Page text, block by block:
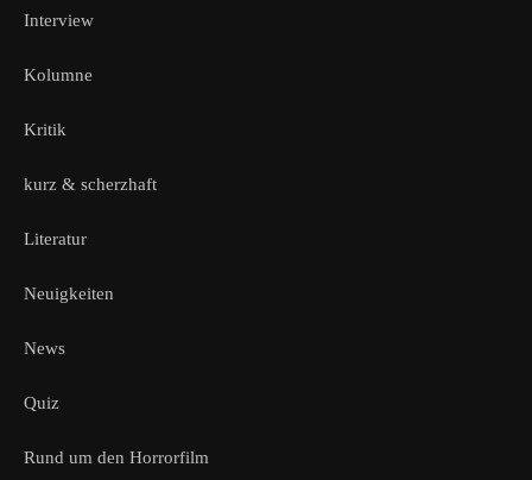
Interview
Kolumne
Kritik
kurz & scherzhaft
Literatur
Neuigkeiten
News
Quiz
Rund um den Horrorfilm